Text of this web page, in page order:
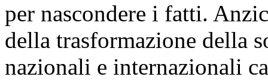
per nascondere i fatti.
della trasformazione della
nazionali e internazionali